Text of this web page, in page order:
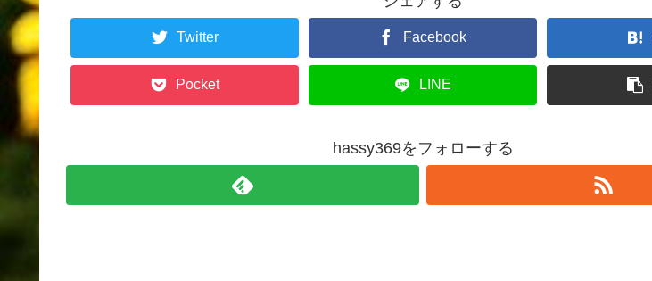
Twitter Facebook
Pocket LINE
hassy369をフォローする